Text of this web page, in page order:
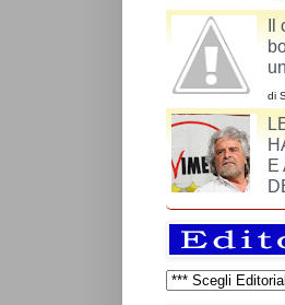
di Maurizio Alesi -
per vedere il
colonnato di S. Pietro
di
La
E
avete votato il M5S,
espressioni di
...